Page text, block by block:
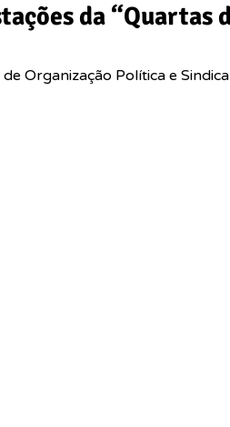
da “Quartas
Organização Política e